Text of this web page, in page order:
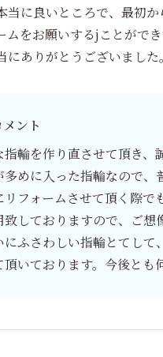
当に良いところで、最初
ムをお願いするjことがで
ありがとうございました。
ント
輪を作り直させて頂き、
めに入った指輪なので
リフォームさせて頂く際
しておりますので、ご
ふさわしい指輪とてし
いております。今後とも